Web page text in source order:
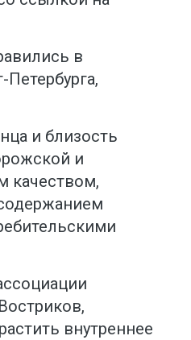
в
и близость
и
качеством,
внутреннее